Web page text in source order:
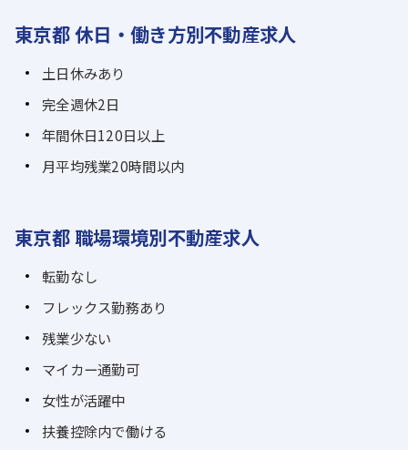
東京都 休日・働き方別不動産求人
土日休みあり
完全週休2日
年間休日120日以上
月平均残業20時間以内
東京都 職場環境別不動産求人
転勤なし
フレックス勤務あり
残業少ない
マイカー通勤可
女性が活躍中
扶養控除内で働ける